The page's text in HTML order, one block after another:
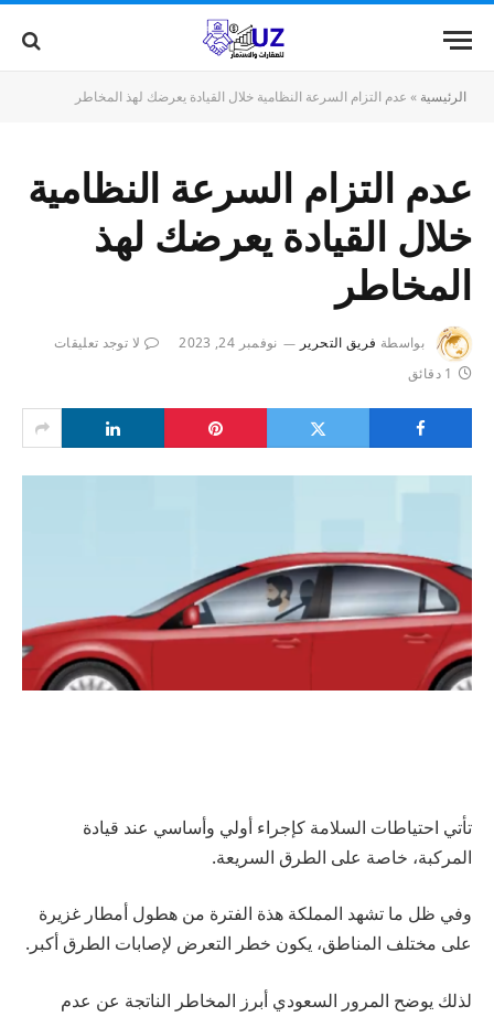
الرئيسية » عدم التزام السرعة النظامية خلال القيادة يعرضك لهذ المخاطر
عدم التزام السرعة النظامية
خلال القيادة يعرضك لهذ
المخاطر
بواسطة فريق التحرير نوفمبر 24, 2023
لا توجد تعليقات
1 دقائق
تأتي احتياطات السلامة كإجراء أولي وأساسي عند قيادة
المركبة، خاصة على الطرق السريعة.
وفي ظل ما تشهد المملكة هذة الفترة من هطول أمطار غزيرة
على مختلف المناطق، يكون خطر التعرض لإصابات الطرق أكبر.
لذلك يوضح المرور السعودي أبرز المخاطر الناتجة عن عدم